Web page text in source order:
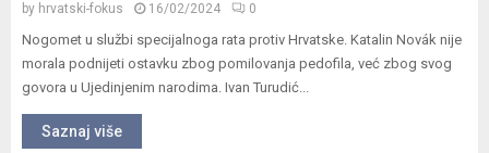
by hrvatski-fokus 16/02/2024 0
Nogomet u službi specijalnoga rata protiv Hrvatske. Katalin Novák nije
morala podnijeti ostavku zbog pomilovanja pedofila, već zbog svog
govora u Ujedinjenim narodima. Ivan Turudić...
Saznaj više